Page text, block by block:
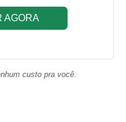
AGORA
custo pra você.